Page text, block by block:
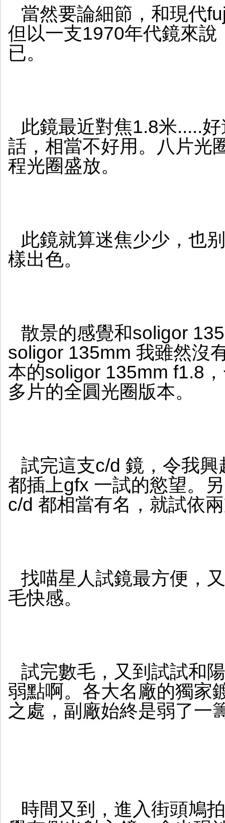
當然要論細節，和現代
但以一支1970年代鏡來
已。
此鏡最近對焦1.8米.....
話，相當不好用。八片光
程光圈盛放。
此鏡就算迷焦少少，也
樣出色。
散景的感覺和soligor
soligor 135mm 我雖然沒
本的soligor 135mm f1.8
多片的全圓光圈版本。
試完這支c/d 鏡，令我
都插上gfx 一試的慾望。
c/d 都相當有名，就試依
找喵星人試鏡最方便，
毛快感。
試完數毛，又到試試和
弱點啊。各大名廠的獨家
之處，副廠始終是弱了一
時間又到，進入街頭鳩